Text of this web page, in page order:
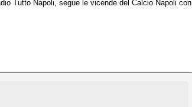
Tutto Napoli, segue le vicende del Calcio Napoli con